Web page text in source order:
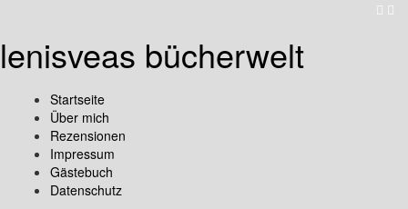
lenisveas bücherwelt
Startseite
Über mich
Rezensionen
Impressum
Gästebuch
Datenschutz